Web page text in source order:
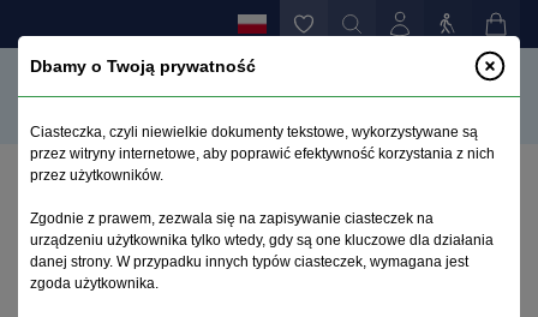
Problemy z oceną wysokiego prawdopodobieństwa
powtórzenia czynu o znacznej społecznej
szkodliwości
Dbamy o Twoją prywatność
Ciasteczka, czyli niewielkie dokumenty tekstowe, wykorzystywane są
przez witryny internetowe, aby poprawić efektywność korzystania z nich
przez użytkowników.
Zgodnie z prawem, zezwala się na zapisywanie ciasteczek na
urządzeniu użytkownika tylko wtedy, gdy są one kluczowe dla działania
danej strony. W przypadku innych typów ciasteczek, wymagana jest
zgoda użytkownika.